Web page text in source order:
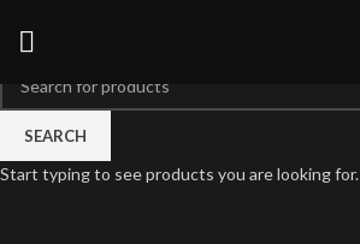
Click to enlarge
SEARCH
Start typing to see products you are looking for.